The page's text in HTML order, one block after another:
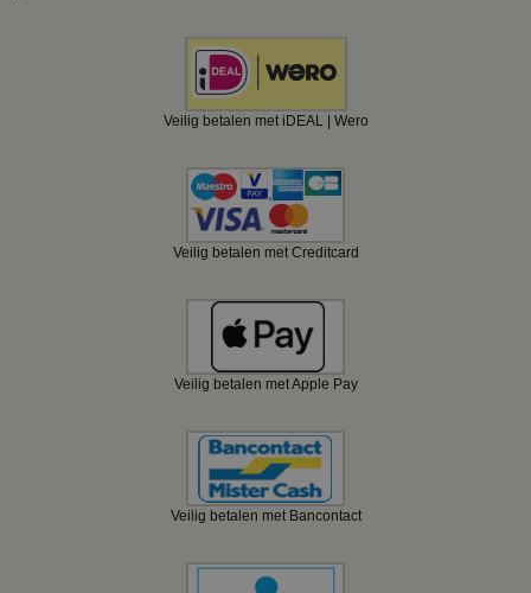
Veilig betalen met iDEAL | Wero
Veilig betalen met Creditcard
Veilig betalen met Apple Pay
Veilig betalen met Bancontact